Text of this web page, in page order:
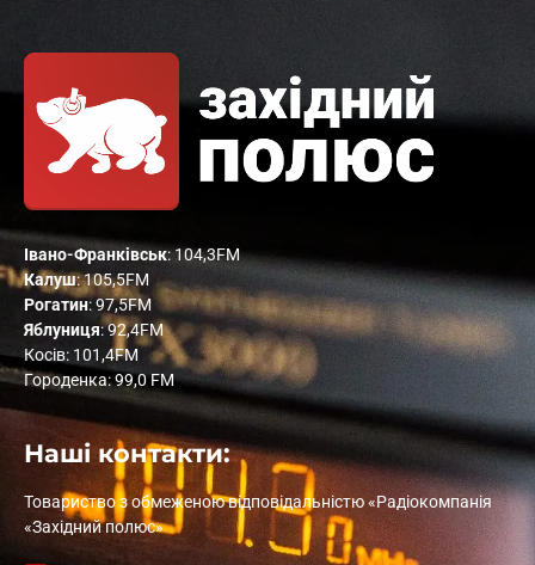
Івано-Франківськ: 104,3FM
Калуш: 105,5FM
Рогатин: 97,5FM
Яблуниця: 92,4FM
Косів: 101,4FM
Городенка: 99,0 FM
Наші контакти:
Товариство з обмеженою відповідальністю «Радіокомпанія
«Західний полюс»